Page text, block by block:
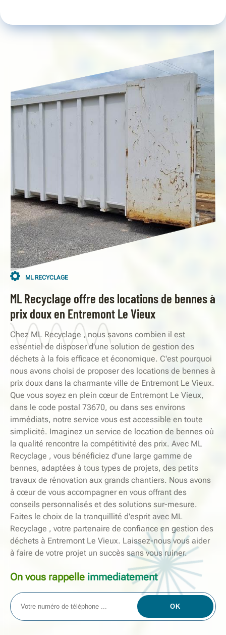
ML RECYCLAGE
ML Recyclage offre des locations de bennes à
prix doux en Entremont Le Vieux
Chez ML Recyclage , nous savons combien il est
essentiel de disposer d'une solution de gestion des
déchets à la fois efficace et économique. C'est pourquoi
nous avons choisi de proposer des locations de bennes à
prix doux dans la charmante ville de Entremont Le Vieux.
Que vous soyez en plein cœur de Entremont Le Vieux,
dans le code postal 73670, ou dans ses environs
immédiats, notre service vous est accessible en toute
simplicité. Imaginez un service de location de bennes où
la qualité rencontre la compétitivité des prix. Avec ML
Recyclage , vous bénéficiez d'une large gamme de
bennes, adaptées à tous types de projets, des petits
travaux de rénovation aux grands chantiers. Nous avons
à cœur de vous accompagner en vous offrant des
conseils personnalisés et des solutions sur-mesure.
Faites le choix de la tranquillité d'esprit avec ML
Recyclage , votre partenaire de confiance en gestion des
déchets à Entremont Le Vieux. Laissez-nous vous aider
à faire de votre projet un succès sans vous ruiner.
On vous rappelle immediatement